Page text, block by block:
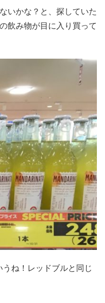
いかな？と、探していた
飲み物が目に入り買って
ね！レッドブルと同じ